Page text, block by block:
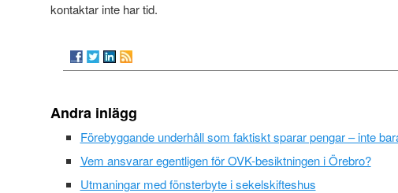
kontaktar inte har tid.
Andra inlägg
Förebyggande underhåll som faktiskt sparar pengar – inte
Vem ansvarar egentligen för OVK-besiktningen i Örebro?
Utmaningar med fönsterbyte i sekelskifteshus